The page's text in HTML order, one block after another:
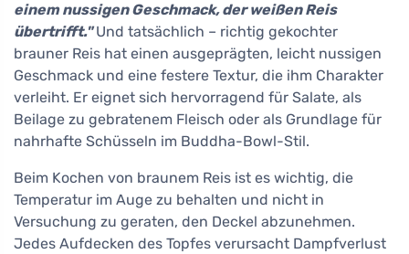
einem nussigen Geschmack, der weißen Reis
übertrifft."Und tatsächlich – richtig gekochter
brauner Reis hat einen ausgeprägten, leicht nussigen
Geschmack und eine festere Textur, die ihm Charakter
verleiht. Er eignet sich hervorragend für Salate, als
Beilage zu gebratenem Fleisch oder als Grundlage für
nahrhafte Schüsseln im Buddha-Bowl-Stil.
Beim Kochen von braunem Reis ist es wichtig, die
Temperatur im Auge zu behalten und nicht in
Versuchung zu geraten, den Deckel abzunehmen.
Jedes Aufdecken des Topfes verursacht Dampfverlust